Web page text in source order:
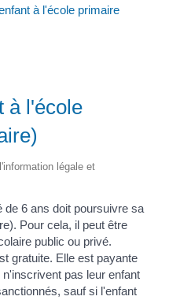
à l'école primaire
à l'école
légale et
de 6 ans doit poursuivre sa
Pour cela, il peut être
public ou privé.
gratuite. Elle est payante
pas leur enfant
sauf si l'enfant